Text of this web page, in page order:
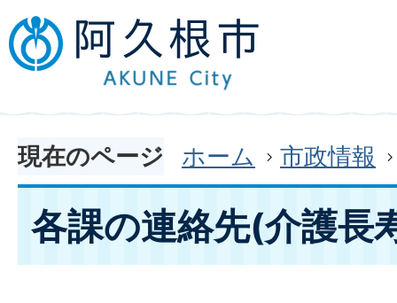
現在のページ ホーム 市政情報
各課の連絡先(介護長